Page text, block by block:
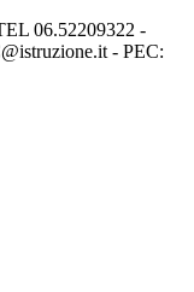
06.52209322 -
- PEC: